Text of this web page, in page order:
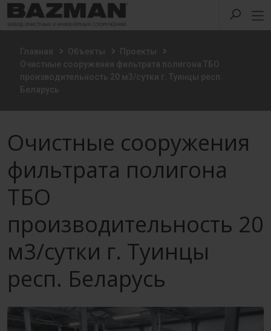
Главная Объекты
Проекты
Очистные сооружения фильтрата полигона ТБО
производительность 20 м3/сутки г. Туинцы респ.
Беларусь
Очистные сооружения
фильтрата полигона
ТБО
производительность 20
м3/сутки г. Туинцы
респ. Беларусь